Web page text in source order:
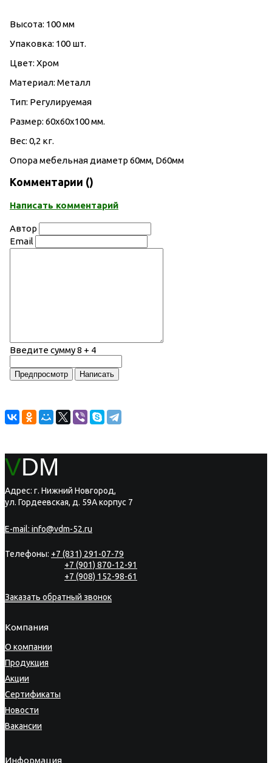
Высота: 100 мм
Упаковка: 100 шт.
Цвет: Хром
Материал: Металл
Тип: Регулируемая
Размер: 60х60х100 мм.
Вес: 0,2 кг.
Опора мебельная диаметр 60мм, D60мм
Комментарии ()
Написать комментарий
Автор
Email
Введите сумму 8 + 4
VDM
Адрес: г. Нижний Новгород,
ул. Гордеевская, д. 59А корпус 7
E-mail: info@vdm-52.ru
Телефоны: +7 (831) 291-07-79
+7 (901) 870-12-91
+7 (908) 152-98-61
Заказать обратный звонок
Компания
О компании
Продукция
Акции
Сертификаты
Новости
Вакансии
Информация